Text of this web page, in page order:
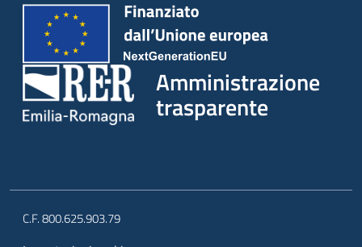
Amministrazione
trasparente
C.F. 800.625.903.79